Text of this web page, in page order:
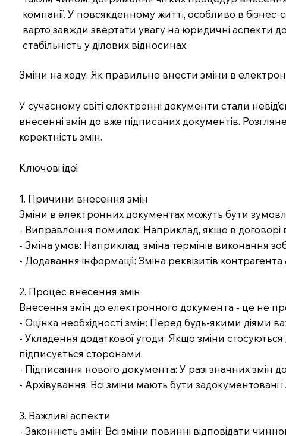
компанії. У повсякденному житті, особливо в
варто завжди звертати увагу на юридичні аспекти
стабільність у ділових відносинах.
Зміни на ходу: Як правильно внести зміни в
У сучасному світі електронні документи стали
внесенні змін до вже підписаних документів.
коректність змін.
Ключові ідеї
1. Причини внесення змін
Зміни в електронних документах можуть бути
- Виправлення помилок: Наприклад, якщо в договорі
- Зміна умов: Наприклад, зміна термінів виконання
- Додавання інформації: Зміна реквізитів
2. Процес внесення змін
Внесення змін до електронного документа - це не
- Оцінка необхідності змін: Перед будь-якими діями
- Укладення додаткової угоди: Якщо зміни
підписується сторонами.
- Підписання нового документа: У разі значних
- Архівування: Всі зміни мають бути задокументовані
3. Важливі аспекти
- Законність змін: Всі зміни повинні відповідати